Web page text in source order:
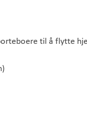
til å flytte